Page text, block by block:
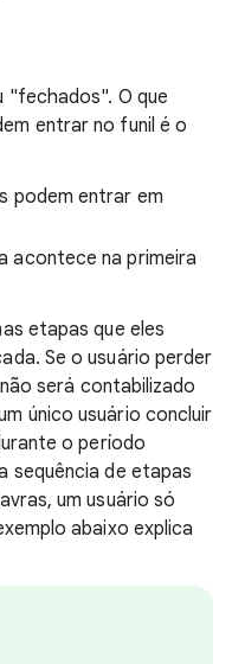
"fechados". O que
entrar no funil é o
podem entrar em
acontece na primeira
etapas que eles
Se o usuário perder
será contabilizado
único usuário concluir
o período
sequência de etapas
um usuário só
abaixo explica